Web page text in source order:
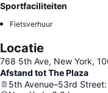
Sportfaciliteiten
Fietsverhuur
Locatie
768 5th Ave, New York,
Afstand tot The Plaza
5th Avenue–53rd Street: